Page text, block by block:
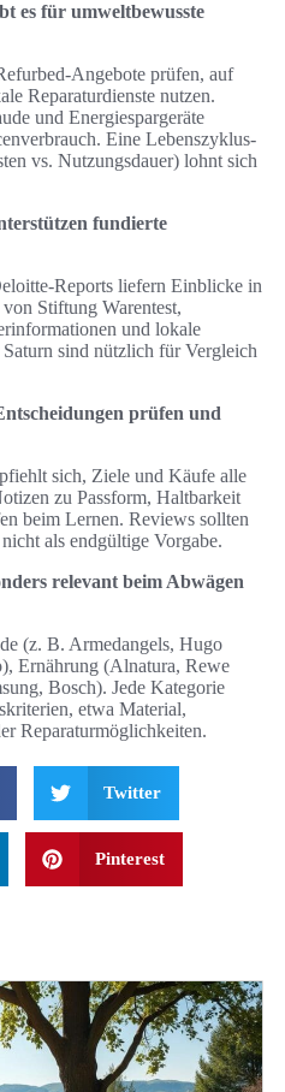
es für umweltbewusste
Angebote prüfen, auf
Reparaturdienste nutzen.
und Energiespargeräte
Eine Lebenszyklus-
vs. Nutzungsdauer) lohnt sich
fundierte
Reports liefern Einblicke in
Stiftung Warentest,
und lokale
sind nützlich für Vergleich
prüfen und
sich, Ziele und Käufe alle
zu Passform, Haltbarkeit
beim Lernen. Reviews sollten
als endgültige Vorgabe.
relevant beim Abwägen
(z. B. Armedangels, Hugo
Ernährung (Alnatura, Rewe
Bosch). Jede Kategorie
etwa Material,
Reparaturmöglichkeiten.
Twitter
Pinterest